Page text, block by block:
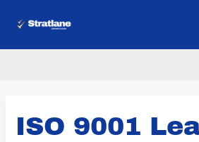
Inhalt
ISO 9001
9001